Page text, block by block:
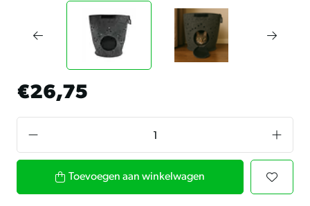
€26,75
Toevoegen aan winkelwagen